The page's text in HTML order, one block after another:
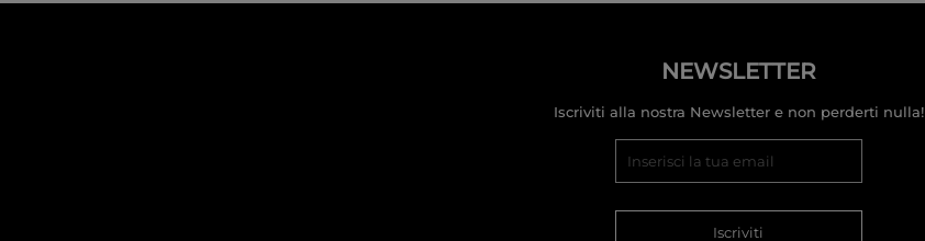
NEWSLETTER
Iscriviti alla nostra Newsletter e non perderti nulla!
Iscriviti